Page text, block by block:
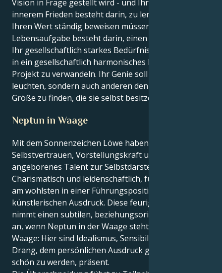
Vision in Frage gestellt wird - und Ihr Weg zu
innerem Frieden besteht darin, zu lernen, dass Sie
Ihren Wert ständig beweisen müssen. Ihre
Lebensaufgabe besteht darin, einen Weg zu finden,
Ihr gesellschaftlich starkes Bedürfnis nach Harmonie
in ein gesellschaftlich harmonisches kreatives
Projekt zu verwandeln. Ihr Genie soll nicht nur
leuchten, sondern auch anderen den Weg weisen, die
Größe zu finden, die sie selbst besitzen.
Neptun in Waage
Mit dem Sonnenzeichen Löwe haben Sie
Selbstvertrauen, Vorstellungskraft und ein
angeborenes Talent zur Selbstdarstellung.
Charismatisch und leidenschaftlich, fühlen sich Leos
am wohlsten in einer Führungsposition oder im
künstlerischen Ausdruck. Diese feurige Energie
nimmt einen subtilen, beziehungsorientierten Ton
an, wenn Neptun in der Waage steht. Neptun in
Waage: Hier sind Idealismus, Sensibilität und der
Drang, dem persönlichen Ausdruck gerecht und
schön zu werden, präsent.